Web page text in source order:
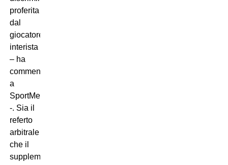
proferita
dal
giocatore
interista
– ha
commentato
a
SportMediaset
-. Sia il
referto
arbitrale
che il
supplemento